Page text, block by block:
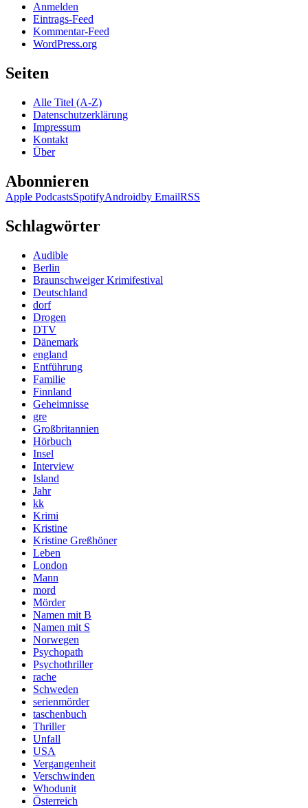
Anmelden
Eintrags-Feed
Kommentar-Feed
WordPress.org
Seiten
Alle Titel (A-Z)
Datenschutzerklärung
Impressum
Kontakt
Über
Abonnieren
Apple PodcastsSpotifyAndroidby EmailRSS
Schlagwörter
Audible
Berlin
Braunschweiger Krimifestival
Deutschland
dorf
Drogen
DTV
Dänemark
england
Entführung
Familie
Finnland
Geheimnisse
gre
Großbritannien
Hörbuch
Insel
Interview
Island
Jahr
kk
Krimi
Kristine
Kristine Greßhöner
Leben
London
Mann
mord
Mörder
Namen mit B
Namen mit S
Norwegen
Psychopath
Psychothriller
rache
Schweden
serienmörder
taschenbuch
Thriller
Unfall
USA
Vergangenheit
Verschwinden
Whodunit
Österreich